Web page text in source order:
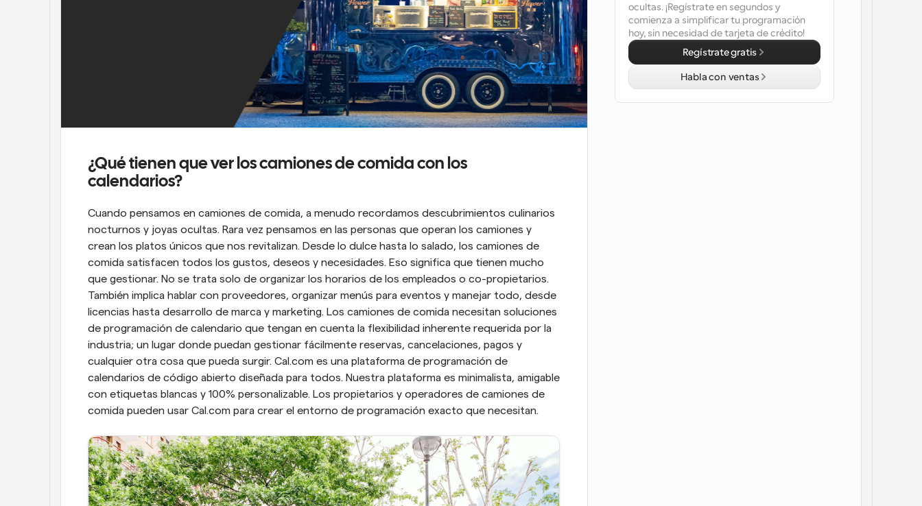
¿Qué tienen que ver los camiones de comida con los
calendarios?
Cuando pensamos en camiones de comida, a menudo recordamos descubrimientos culinarios
nocturnos y joyas ocultas. Rara vez pensamos en las personas que operan los camiones y
crean los platos únicos que nos revitalizan. Desde lo dulce hasta lo salado, los camiones de
comida satisfacen todos los gustos, deseos y necesidades. Eso significa que tienen mucho
que gestionar. No se trata solo de organizar los horarios de los empleados o co-propietarios.
También implica hablar con proveedores, organizar menús para eventos y manejar todo, desde
licencias hasta desarrollo de marca y marketing. Los camiones de comida necesitan soluciones
de programación de calendario que tengan en cuenta la flexibilidad inherente requerida por la
industria; un lugar donde puedan gestionar fácilmente reservas, cancelaciones, pagos y
cualquier otra cosa que pueda surgir. Cal.com es una plataforma de programación de
calendarios de código abierto diseñada para todos. Nuestra plataforma es minimalista, amigable
con etiquetas blancas y 100% personalizable. Los propietarios y operadores de camiones de
comida pueden usar Cal.com para crear el entorno de programación exacto que necesitan.
ocultas. ¡Regístrate en segundos y
comienza a simplificar tu programación
hoy, sin necesidad de tarjeta de crédito!
Regístrate gratis
Habla con ventas